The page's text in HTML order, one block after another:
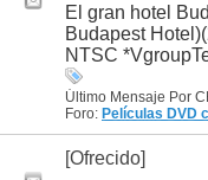
El gran hotel
Budapest
NTSC
Último Mensaje Por
Foro: Películas DVD
[Ofrecido]